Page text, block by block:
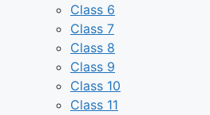
Class 6
Class 7
Class 8
Class 9
Class 10
Class 11